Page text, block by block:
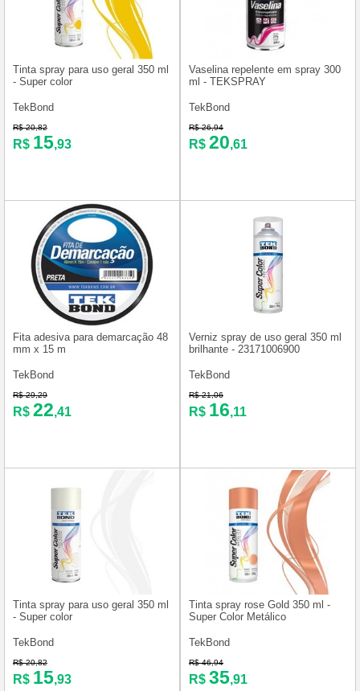
Tinta spray para uso geral 350 ml
- Super color
TekBond
R$ 20,82
R$ 15,93
Vaselina repelente em spray 300
ml - TEKSPRAY
TekBond
R$ 26,94
R$ 20,61
Fita adesiva para demarcação 48
mm x 15 m
TekBond
R$ 29,29
R$ 22,41
Verniz spray de uso geral 350 ml
brilhante - 23171006900
TekBond
R$ 21,06
R$ 16,11
Tinta spray para uso geral 350 ml
- Super color
TekBond
R$ 20,82
R$ 15,93
Tinta spray rose Gold 350 ml -
Super Color Metálico
TekBond
R$ 46,94
R$ 35,91